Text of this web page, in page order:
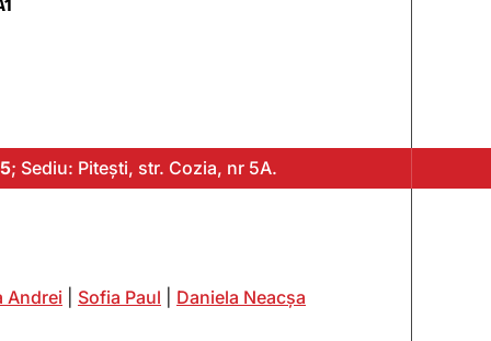
; Sediu: Pitești, str. Cozia, nr 5A.
Andrei Sofia Paul Daniela Neacșa